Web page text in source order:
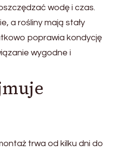
wodę i czas.
a rośliny mają stały
poprawia kondycję
wygodne i
trwa od kilku dni do